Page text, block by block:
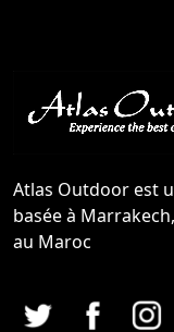
Atlas Outdoor est
basée à
au Maroc